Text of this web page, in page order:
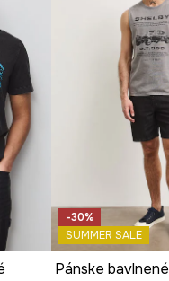
-30%
SUMMER SALE
Pánske bavlnené